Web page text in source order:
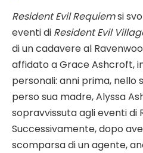
Resident Evil Requiemsi
eventi di Resident Evil
di un cadavere al
affidato a Grace Ashcroft,
personali: anni prima, nello
perso sua madre, Alyssa
sopravvissuta agli eventi di
Successivamente, dopo
scomparsa di un agente,